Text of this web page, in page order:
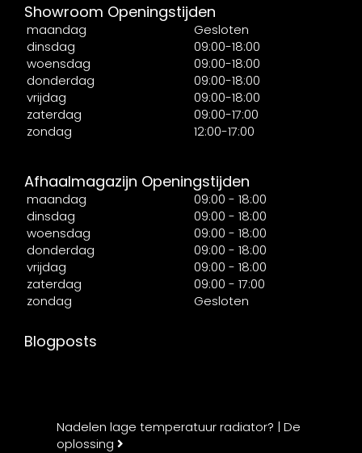
Showroom Openingstijden
maandag
Gesloten
dinsdag
09:00-18:00
woensdag
09:00-18:00
donderdag
09:00-18:00
vrijdag
09:00-18:00
zaterdag
09:00-17:00
zondag
12:00-17:00
Afhaalmagazijn Openingstijden
maandag
09:00 - 18:00
dinsdag
09:00 - 18:00
woensdag
09:00 - 18:00
donderdag
09:00 - 18:00
vrijdag
09:00 - 18:00
zaterdag
09:00 - 17:00
zondag
Gesloten
Blogposts
Nadelen lage temperatuur radiator? | De
oplossing